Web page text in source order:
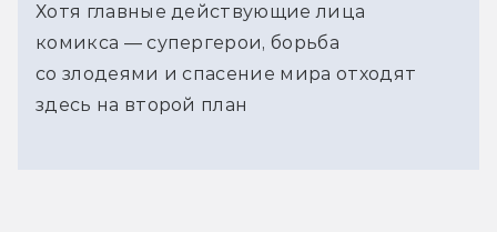
Хотя главные действующие лица
комикса — супергерои, борьба
со злодеями и спасение мира отходят
здесь на второй план